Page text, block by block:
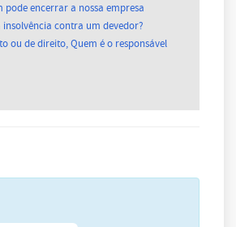
pode encerrar a nossa empresa
contra um devedor?
ou de direito, Quem é o responsável